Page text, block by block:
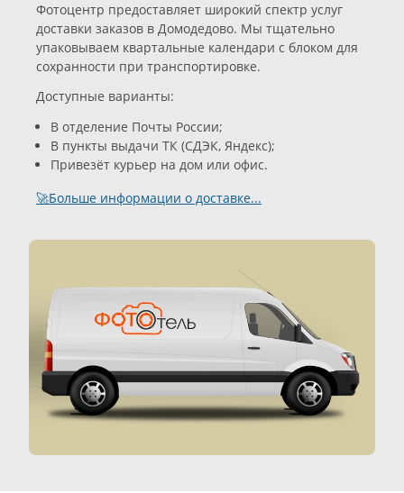
Фотоцентр предоставляет широкий спектр услуг
доставки заказов в Домодедово. Мы тщательно
упаковываем квартальные календари с блоком для
сохранности при транспортировке.
Доступные варианты:
В отделение Почты России;
В пункты выдачи ТК (СДЭК, Яндекс);
Привезёт курьер на дом или офис.
🚀Больше информации о доставке...